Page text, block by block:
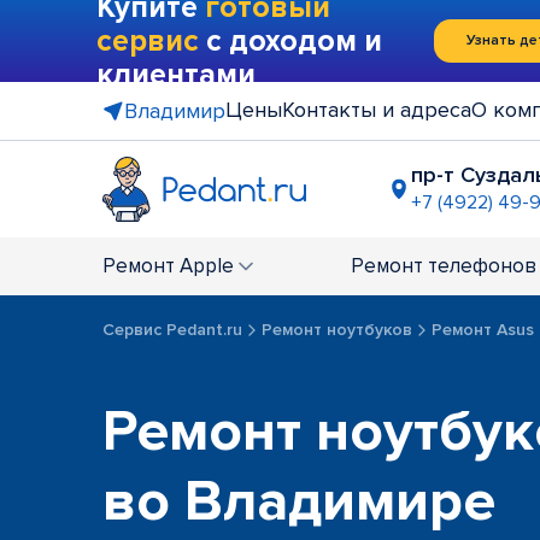
Купите готовый
сервис с доходом и
клиентами
Узнать
ВладимирЦеныКонтакты и адресаО
пр-т
+7 (4922) 49-
+7 (4922)
Ремонт Apple Ремонт телефонов
Сервис Pedant.ru Ремонт ноутбуков Ремонт Asus
Ремонт
во Владимире